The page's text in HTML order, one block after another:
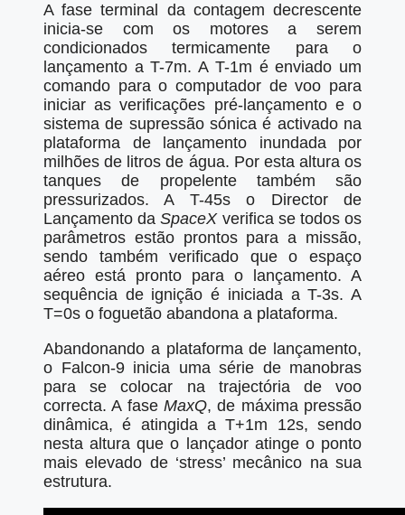
A fase terminal da contagem decrescente
inicia-se com os motores a serem
condicionados termicamente para o
lançamento a T-7m. A T-1m é enviado um
comando para o computador de voo para
iniciar as verificações pré-lançamento e o
sistema de supressão sónica é activado na
plataforma de lançamento inundada por
milhões de litros de água. Por esta altura os
tanques de propelente também são
pressurizados. A T-45s o Director de
Lançamento daSpaceXverifica se todos os
parâmetros estão prontos para a missão,
sendo também verificado que o espaço
aéreo está pronto para o lançamento. A
sequência de ignição é iniciada a T-3s. A
T=0s o foguetão abandona a plataforma.
Abandonando a plataforma de lançamento,
o Falcon-9 inicia uma série de manobras
para se colocar na trajectória de voo
correcta. A fase MaxQ, de máxima pressão
dinâmica, é atingida a T+1m 12s, sendo
nesta altura que o lançador atinge o ponto
mais elevado de ‘stress’ mecânico na sua
estrutura.